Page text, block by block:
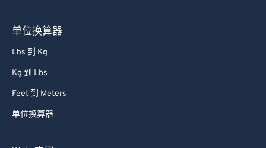
单位换算器
Lbs 到 Kg
Kg 到 Lbs
Feet 到 Meters
单位换算器